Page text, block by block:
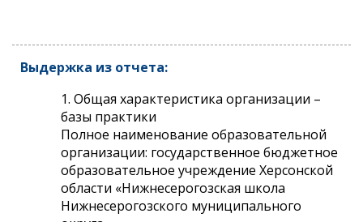
Выдержка из отчета:
1. Общая характеристика организации –
базы практики
Полное наименование образовательной
организации: государственное бюджетное
образовательное учреждение Херсонской
области «Нижнесерогозская школа
Нижнесерогозского муниципального